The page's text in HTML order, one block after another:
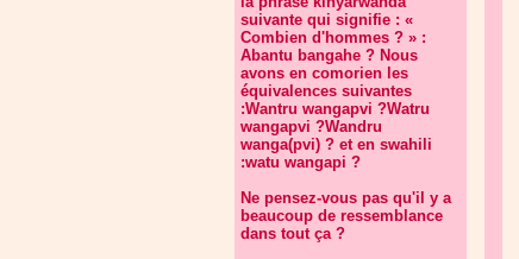
suivante qui signifie : «
Combien d'hommes ? » :
Abantu bangahe ? Nous
avons en comorien les
équivalences suivantes
:Wantru wangapvi ?Watru
wangapvi ?Wandru
wanga(pvi) ? et en swahili
:watu wangapi ?
Ne pensez-vous pas qu'il y a
beaucoup de ressemblance
dans tout ça ?